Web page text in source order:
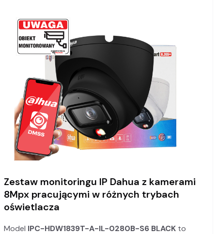
Zestaw monitoringu IP Dahua z kamerami
8Mpx pracującymi w różnych trybach
oświetlacza
Model IPC-HDW1839T-A-IL-0280B-S6 BLACK to